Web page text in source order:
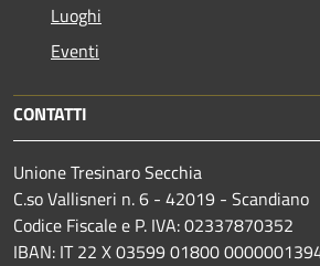
Luoghi
Eventi
CONTATTI
Unione Tresinaro Secchia
C.so Vallisneri n. 6 - 42019 - Scandiano
Codice Fiscale e P. IVA: 02337870352
IBAN: IT 22 X 03599 01800